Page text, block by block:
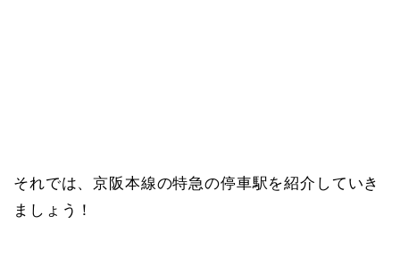
それでは、京阪本線の特急の停車駅を紹介していき
ましょう！